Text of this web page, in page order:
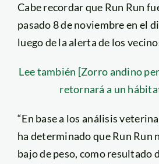
Cabe recordar que Run Run
pasado 8 de noviembre en el
luego de la alerta de los
Lee también [Zorro andino
retornará a un
“En base a los análisis
ha determinado que Run Run
bajo de peso, como resultado